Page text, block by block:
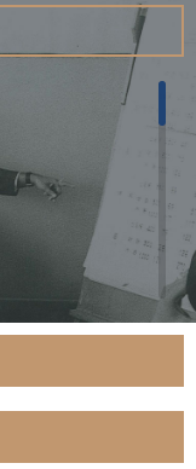
연구자들
영상 기록물